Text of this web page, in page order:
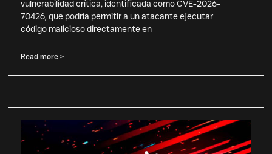
vulnerabilidad crítica, identificada como CVE-2026-
70426, que podría permitir a un atacante ejecutar
código malicioso directamente en
Read more >